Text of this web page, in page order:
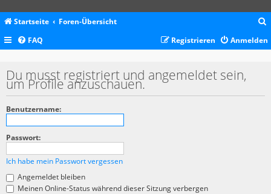
Startseite Foren-Übersicht
c
FAQ Anmelden
Registrieren
Du musst registriert und angemeldet sein,
um Profile anzuschauen.
Benutzername:
Passwort:
Ich habe mein Passwort vergessen
Angemeldet bleiben
Meinen Online-Status während dieser Sitzung verbergen